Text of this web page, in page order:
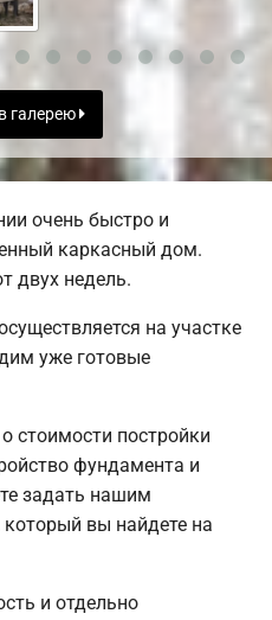
галерею
очень быстро и
каркасный дом.
двух недель.
на участке
уже готовые
стоимости постройки
фундамента и
задать нашим
вы найдете на
и отдельно